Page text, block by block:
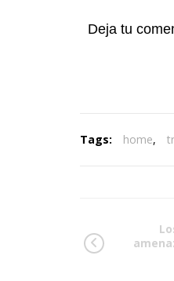
Deja tu
Tags: home,